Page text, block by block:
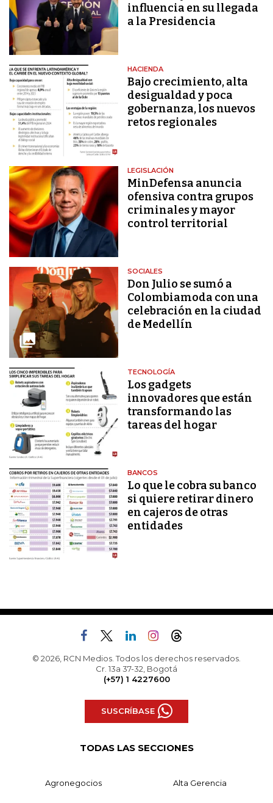
influencia en su llegada
a la Presidencia
HACIENDA
Bajo crecimiento, alta
desigualdad y poca
gobernanza, los nuevos
retos regionales
LEGISLACIÓN
MinDefensa anuncia
ofensiva contra grupos
criminales y mayor
control territorial
SOCIALES
Don Julio se sumó a
Colombiamoda con una
celebración en la ciudad
de Medellín
TECNOLOGÍA
Los gadgets
innovadores que están
transformando las
tareas del hogar
BANCOS
Lo que le cobra su banco
si quiere retirar dinero
en cajeros de otras
entidades
© 2026, RCN Medios. Todos los derechos reservados.
Cr. 13a 37-32, Bogotá
(+57) 1 4227600
SUSCRÍBASE
TODAS LAS SECCIONES
Agronegocios Alta Gerencia